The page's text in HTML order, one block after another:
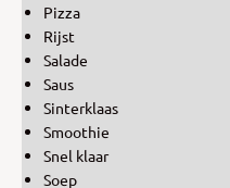
Pizza
Rijst
Salade
Saus
Sinterklaas
Smoothie
Snel klaar
Soep